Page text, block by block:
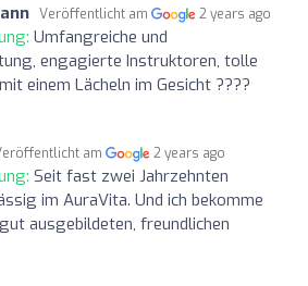
Veröffentlicht am 2 years ago
Umfangreiche und
engagierte Instruktoren, tolle
einem Lächeln im Gesicht ????
am 2 years ago
Seit fast zwei Jahrzehnten
im AuraVita. Und ich bekomme
ausgebildeten, freundlichen